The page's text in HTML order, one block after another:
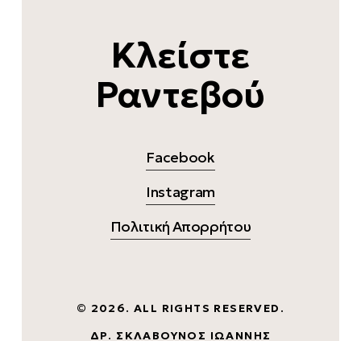
Κλείστε
Ραντεβού
Facebook
Instagram
Πολιτική Απορρήτου
© 2026. ALL RIGHTS RESERVED.
ΔΡ. ΣΚΛΑΒΟΎΝΟΣ ΙΩΆΝΝΗΣ